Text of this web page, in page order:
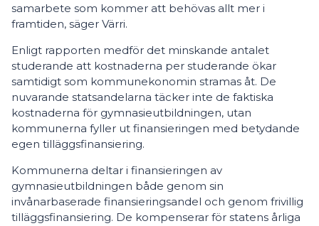
samarbete som kommer att behövas allt mer i
framtiden, säger Värri.
Enligt rapporten medför det minskande antalet
studerande att kostnaderna per studerande ökar
samtidigt som kommunekonomin stramas åt. De
nuvarande statsandelarna täcker inte de faktiska
kostnaderna för gymnasieutbildningen, utan
kommunerna fyller ut finansieringen med betydande
egen tilläggsfinansiering.
Kommunerna deltar i finansieringen av
gymnasieutbildningen både genom sin
invånarbaserade finansieringsandel och genom frivillig
tilläggsfinansiering. De kompenserar för statens årliga